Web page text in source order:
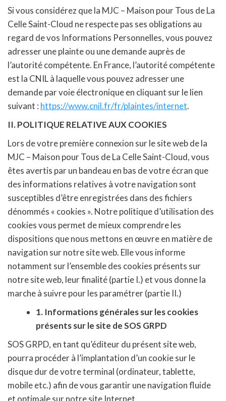
Si vous considérez que la MJC – Maison pour Tous de La
Celle Saint-Cloud ne respecte pas ses obligations au
regard de vos Informations Personnelles, vous pouvez
adresser une plainte ou une demande auprès de
l’autorité compétente. En France, l’autorité compétente
est la CNIL à laquelle vous pouvez adresser une
demande par voie électronique en cliquant sur le lien
suivant : https://www.cnil.fr/fr/plaintes/internet.
II. POLITIQUE RELATIVE AUX COOKIES
Lors de votre première connexion sur le site web de la
MJC – Maison pour Tous de La Celle Saint-Cloud, vous
êtes avertis par un bandeau en bas de votre écran que
des informations relatives à votre navigation sont
susceptibles d’être enregistrées dans des fichiers
dénommés « cookies ». Notre politique d’utilisation des
cookies vous permet de mieux comprendre les
dispositions que nous mettons en œuvre en matière de
navigation sur notre site web. Elle vous informe
notamment sur l’ensemble des cookies présents sur
notre site web, leur finalité (partie I.) et vous donne la
marche à suivre pour les paramétrer (partie II.)
1. Informations générales sur les cookies
présents sur le site de SOS GRPD
SOS GRPD, en tant qu’éditeur du présent site web,
pourra procéder à l’implantation d’un cookie sur le
disque dur de votre terminal (ordinateur, tablette,
mobile etc.) afin de vous garantir une navigation fluide
et optimale sur notre site Internet.